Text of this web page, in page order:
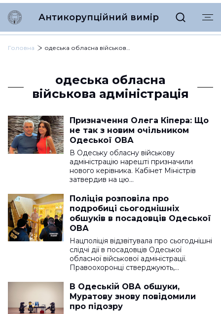
Антикорупційний вимір
Головна одеська обласна військова адміністрація
одеська обласна
військова адміністрація
Призначення Олега Кіпера: Що
не так з новим очільником
Одеської ОВА
В Одеську обласну військову
адміністрацію нарешті призначили
нового керівника. Кабінет Міністрів
затвердив на цю…
Поліція розповіла про
подробиці сьогоднішніх
обшуків в посадовців Одеської
ОВА
Нацполіція відзвітувала про сьогоднішні
слідчі дії в посадовців Одеської
обласної військової адміністрації.
Правоохоронці стверджують,…
В Одеській ОВА обшуки,
Муратову знову повідомили
про підозру